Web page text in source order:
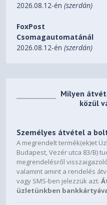
2026.08.12-én(szerdán)
FoxPost
Csomagautomatánál
2026.08.12-én(szerdán)
Milyen
közül
Személyes átvétel a
A megrendelt termék(ek)et
Budapest, Vezér utca 83/B)
megrendelésről
valamint amint a rendelés
vagy SMS-ben jelezzük azt.
üzletünkben